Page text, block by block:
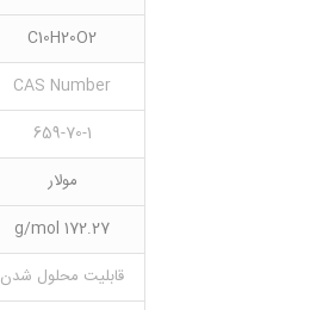
C10H20O2
CAS Number
659-70-1
مولار
172.27 g/mol
قابلیت محلول شدن